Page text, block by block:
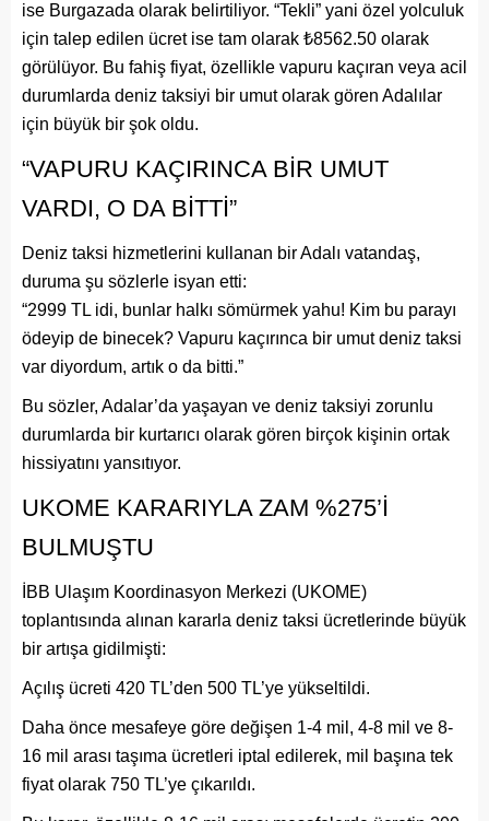
ise Burgazada olarak belirtiliyor. “Tekli” yani özel yolculuk
için talep edilen ücret ise tam olarak ₺8562.50 olarak
görülüyor. Bu fahiş fiyat, özellikle vapuru kaçıran veya acil
durumlarda deniz taksiyi bir umut olarak gören Adalılar
için büyük bir şok oldu.
“VAPURU KAÇIRINCA BİR UMUT
VARDI, O DA BİTTİ”
Deniz taksi hizmetlerini kullanan bir Adalı vatandaş,
duruma şu sözlerle isyan etti:
“2999 TL idi, bunlar halkı sömürmek yahu! Kim bu parayı
ödeyip de binecek? Vapuru kaçırınca bir umut deniz taksi
var diyordum, artık o da bitti.”
Bu sözler, Adalar’da yaşayan ve deniz taksiyi zorunlu
durumlarda bir kurtarıcı olarak gören birçok kişinin ortak
hissiyatını yansıtıyor.
UKOME KARARIYLA ZAM %275’İ
BULMUŞTU
İBB Ulaşım Koordinasyon Merkezi (UKOME)
toplantısında alınan kararla deniz taksi ücretlerinde büyük
bir artışa gidilmişti:
Açılış ücreti 420 TL’den 500 TL’ye yükseltildi.
Daha önce mesafeye göre değişen 1-4 mil, 4-8 mil ve 8-
16 mil arası taşıma ücretleri iptal edilerek, mil başına tek
fiyat olarak 750 TL’ye çıkarıldı.